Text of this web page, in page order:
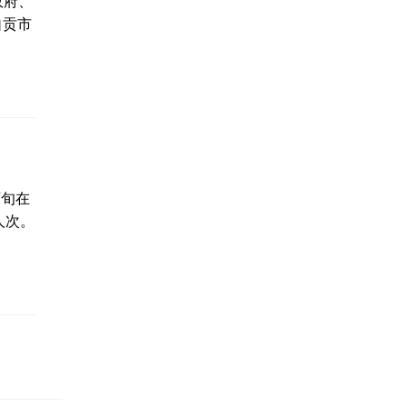
市
在
。